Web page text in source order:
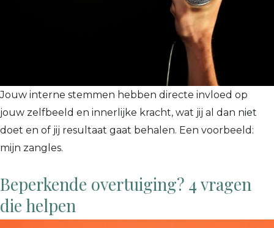
Jouw interne stemmen hebben directe invloed op
jouw zelfbeeld en innerlijke kracht, wat jij al dan niet
doet en of jij resultaat gaat behalen. Een voorbeeld:
mijn zangles.
Beperkende overtuiging? 4 vragen
die helpen